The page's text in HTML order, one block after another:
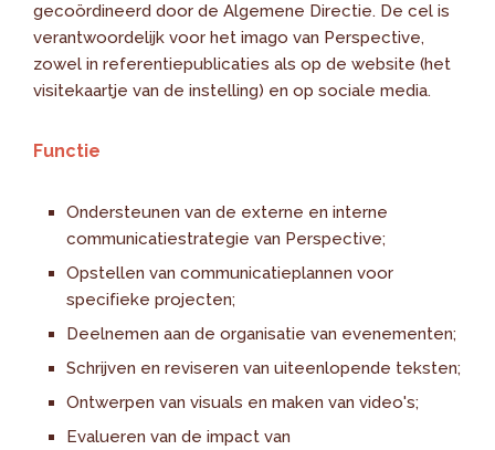
gecoördineerd door de Algemene Directie. De cel is
verantwoordelijk voor het imago van Perspective,
zowel in referentiepublicaties als op de website (het
visitekaartje van de instelling) en op sociale media.
Functie
Ondersteunen van de externe en interne
communicatiestrategie van Perspective;
Opstellen van communicatieplannen voor
specifieke projecten;
Deelnemen aan de organisatie van evenementen;
Schrijven en reviseren van uiteenlopende teksten;
Ontwerpen van visuals en maken van video's;
Evalueren van de impact van